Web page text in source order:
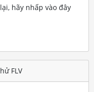
hãy nhấp vào đây
FLV